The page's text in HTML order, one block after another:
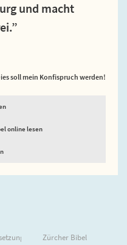
und macht
soll mein Konfispruch werden!
online lesen
Zürcher Bibel